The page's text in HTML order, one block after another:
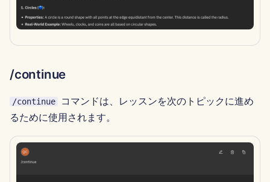
2023年11月12日
2023年10月30日
2023年10月23日
2023年10月16日
/continue
/continue
コマンドは、レッスンを次のトピックに進め
るために使用されます。